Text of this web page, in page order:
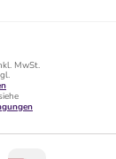
MwSt.